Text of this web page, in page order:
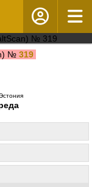
№ 319